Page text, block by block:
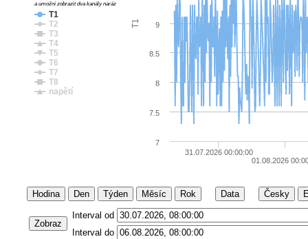
T1
T1
T2
T3
T4
T5
T6
T7
T8
napětí
a umožní zobrazit dva kanály naráz
31.07.2026 00:00:00
01.08.2026
7
7.5
8
8.5
9
Hodina Den Týden Měsíc Rok Data Česky
Zobraz
Interval od
Interval do